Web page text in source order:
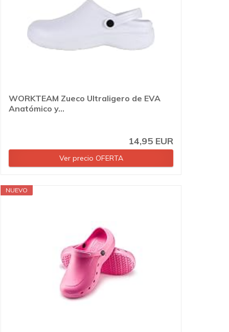
WORKTEAM Zueco Ultraligero de EVA
Anatómico y...
14,95 EUR
Ver precio OFERTA
NUEVO